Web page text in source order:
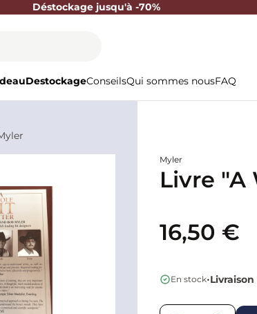
Déstockage jusqu'à -70%
DestockageConseilsQui sommes nousFAQ
Myler
Livre
16,50 €
En stock•